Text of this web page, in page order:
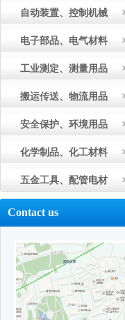
自动装置、控制机械
电子部品、电气材料
工业测定、测量用品
搬运传送、物流用品
安全保护、环境用品
化学制品、化工材料
五金工具、配管电材
Contact us